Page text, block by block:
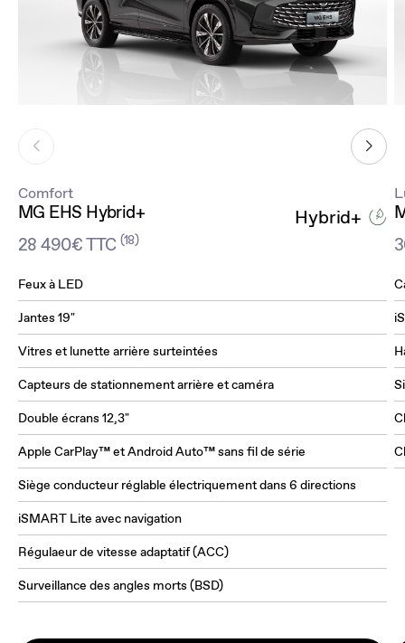
Comfort
MG EHS Hybrid+
28 490€ TTC(18)
Hybrid+
Feux à LED
Jantes 19"
Vitres et lunette arrière surteintées
Capteurs de stationnement arrière et caméra
Double écrans 12,3"
Apple CarPlay™ et Android Auto™ sans fil de série
Siège conducteur réglable électriquement dans 6 directions
iSMART Lite avec navigation
Régulaeur de vitesse adaptatif (ACC)
Surveillance des angles morts (BSD)